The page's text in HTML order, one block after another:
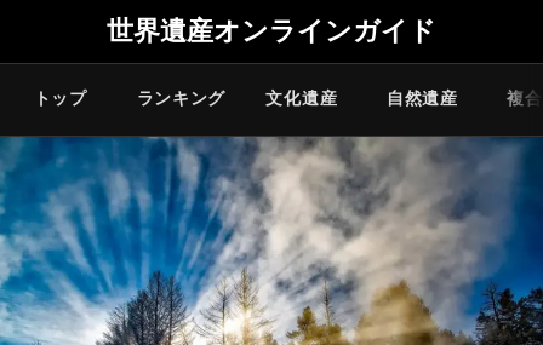
世界遺産オンラインガイド
トップ ランキング 文化遺産 自然遺産 複